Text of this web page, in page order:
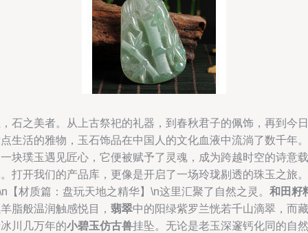
石之美者。从上古祭祀的礼器，到春秋君子的佩饰，再到今日
生活的雅物，玉石饰品在中国人的文化血液中流淌了数千年。
块璞玉遇见匠心，它便被赋予了灵魂，成为跨越时空的诗意载
打开我们的产品库，更像是开启了一场玲珑剔透的珠玉之旅。
【材质篇：盘玩天地之精华】\n这里汇聚了自然之灵。 和田籽
脂般温润触感悦目， 翡翠中的阳绿紫罗兰恍若千山滴翠，而藏
川几万年的小碧玉仿古兽挂坠。无论是老玉深邃钙化同的自然